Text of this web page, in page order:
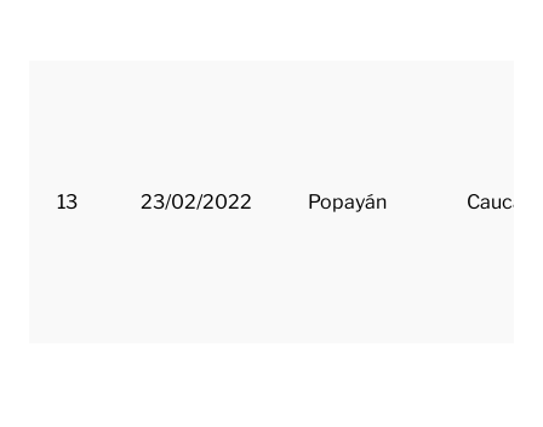
13 23/02/2022 Popayán Cauca